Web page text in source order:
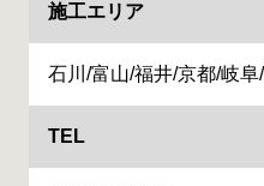
施工エリア
石川/富山/福井/京都/岐
TEL